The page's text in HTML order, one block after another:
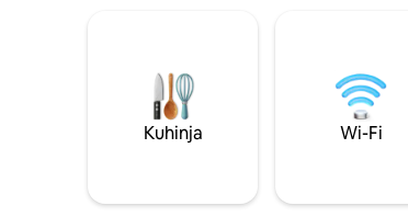
Kuhinja Wi-Fi